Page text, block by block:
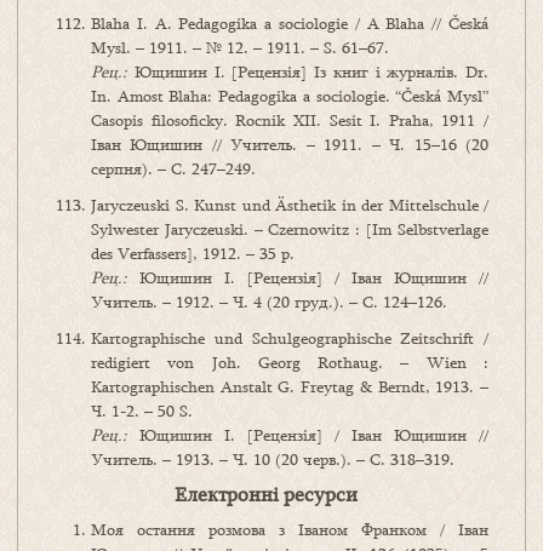
Blaha I. A. Pedagogika a sociologie / A Blaha // Česká
Mysl. – 1911. – № 12. – 1911. – S. 61–67.
Рец.: Ющишин І. [Рецензія] Із книг і журналів. Dr.
In. Amost Blaha: Pedagogika a sociologie. “Česká Mysl”
Casopis filosoficky. Rocnik XII. Sesit I. Praha, 1911 /
Іван Ющишин // Учитель. – 1911. – Ч. 15–16 (20
серпня). – С. 247–249.
Jaryczeuski S. Kunst und Ästhetik in der Mittelschule /
Sylwester Jaryczeuski. – Czernowitz : [Im Selbstverlage
des Verfassers], 1912. – 35 p.
Рец.: Ющишин І. [Рецензія] / Іван Ющишин //
Учитель. – 1912. – Ч. 4 (20 груд.). – С. 124–126.
Kartographische und Schulgeographische Zeitschrift /
redigiert von Joh. Georg Rothaug. – Wien :
Kartographischen Anstalt G. Freytag & Berndt, 1913. –
Ч. 1-2. – 50 S.
Рец.: Ющишин І. [Рецензія] / Іван Ющишин //
Учитель. – 1913. – Ч. 10 (20 черв.). – С. 318–319.
Електронні ресурси
Моя остання розмова з Іваном Франком / Іван